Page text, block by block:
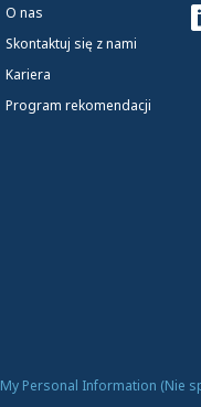
O nas
Skontaktuj się z nami
Kariera
Program rekomendacji
Personal Information (Nie